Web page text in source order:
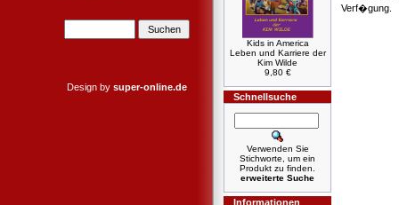
Design by super-online.de
Kids in America
Leben und Karriere der
Kim Wilde
9,80 €
Schnellsuche
Verwenden Sie
Stichworte, um ein
Produkt zu finden.
erweiterte Suche
Informationen
Verf�gung.